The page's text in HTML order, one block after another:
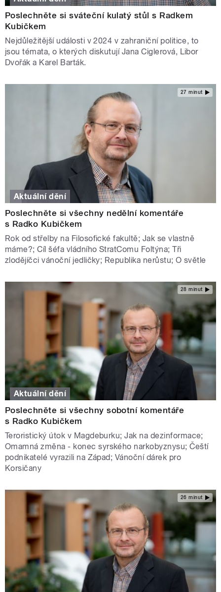
Poslechněte si sváteční kulatý stůl s Radkem
Kubičkem
Nejdůležitější události v 2024 v zahraniční politice, to
jsou témata, o kterých diskutují Jana Ciglerová, Libor
Dvořák a Karel Barták.
27 minut
Aktuální dění
Poslechněte si všechny nedělní komentáře
s Radko Kubičkem
Rok od střelby na Filosofické fakultě; Jak se vlastně
máme?; Cíl šéfa vládního StratComu Foltýna; Tři
zlodějíčci vánoční jedličky; Republika nerůstu; O světle
28 minut
Aktuální dění
Poslechněte si všechny sobotní komentáře
s Radko Kubičkem
Teroristický útok v Magdeburku; Jak na dezinformace;
Omamná změna - konec syrského narkobyznysu; Čeští
podnikatelé vyrazili na Západ; Vánoční dárek pro
Korsičany
26 minut